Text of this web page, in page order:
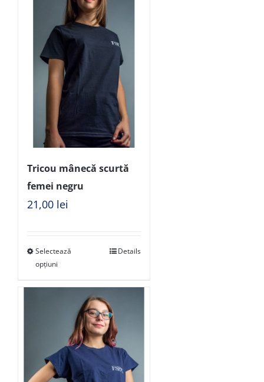
Tricou mânecă scurtă
femei negru
21,00 lei
Selectează
opțiuni
Details